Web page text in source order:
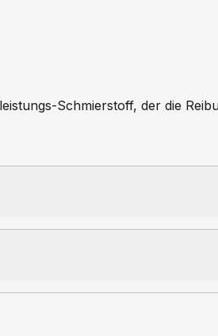
Schmierstoff, der die